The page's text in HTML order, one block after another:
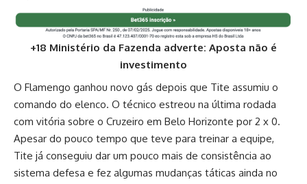
+18 Ministério da Fazenda adverte: Aposta não é
investimento
O Flamengo ganhou novo gás depois que Tite assumiu o
comando do elenco. O técnico estreou na última rodada
com vitória sobre o Cruzeiro em Belo Horizonte por 2 x 0.
Apesar do pouco tempo que teve para treinar a equipe,
Tite já conseguiu dar um pouco mais de consistência ao
sistema defesa e fez algumas mudanças táticas ainda no